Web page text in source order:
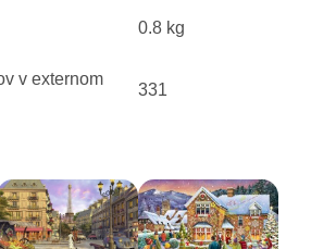
0.8 kg
v externom
331